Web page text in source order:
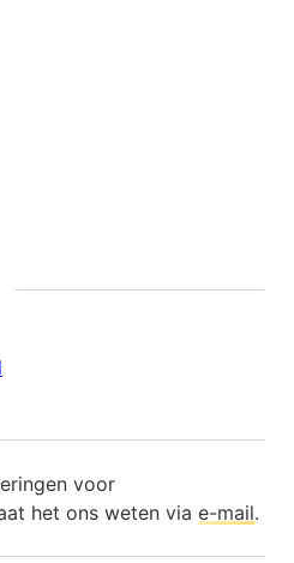
voor
het ons weten via e-mail.